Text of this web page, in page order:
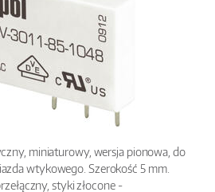
miniaturowy, wersja pionowa, do
wtykowego. Szerokość 5 mm.
styki złocone -